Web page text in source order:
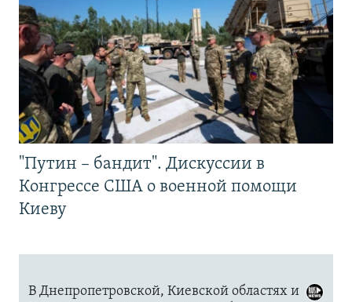
"Путин – бандит". Дискуссии в
Конгрессе США о военной помощи
Киеву